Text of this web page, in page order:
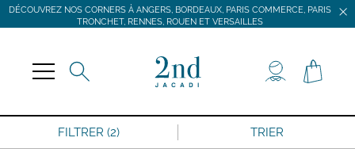
DÉCOUVREZ NOS CORNERS À ANGERS, BORDEAUX, PARIS COMMERCE, PARIS
TRONCHET, RENNES, ROUEN ET VERSAILLES
DÉCOUVREZ NOS CORNERS À ANGERS, BORDEAUX, PARIS COMMERCE, PARIS
TRONCHET, RENNES, ROUEN ET VERSAILLES
FILTRER (2) TRIER